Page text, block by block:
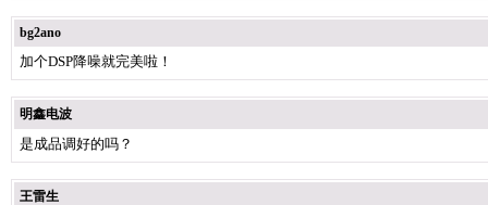
bg2ano
加个DSP降噪就完美啦！
明鑫电波
是成品调好的吗？
王雷生